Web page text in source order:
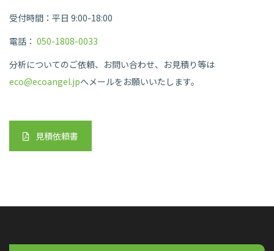
受付時間：平日 9:00-18:00
電話： 050-1808-0033
分析についてのご依頼、お問い合わせ、お見積り等は
eco@ecoangel.jpへメールをお願いいたします。
見積依頼書